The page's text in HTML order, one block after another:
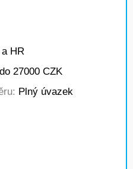
HR
27000 CZK
Plný úvazek